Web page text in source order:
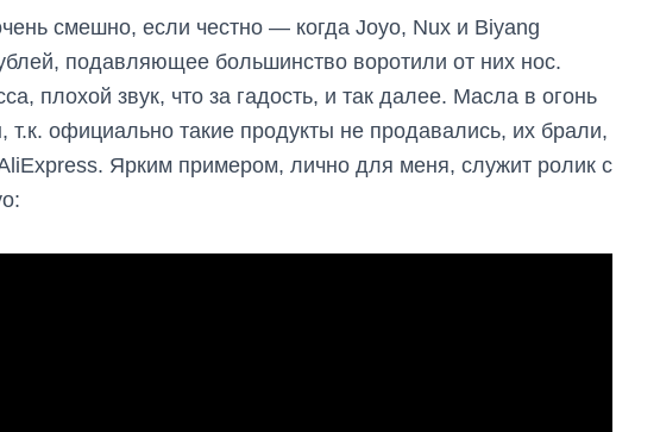
смешно, если честно — когда Joyo, Nux и Biyang
подавляющее большинство воротили от них нос.
плохой звук, что за гадость, и так далее. Масла в огонь
официально такие продукты не продавались, их брали,
Ярким примером, лично для меня, служит ролик с